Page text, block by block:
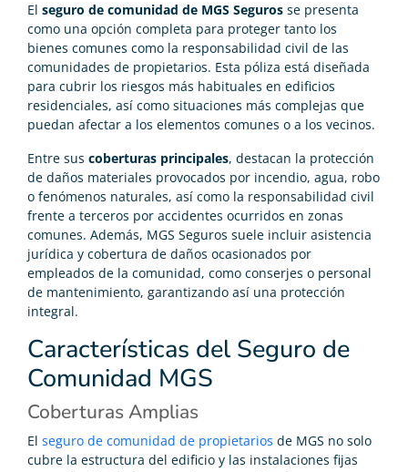
El seguro de comunidad de MGS Seguros se presenta
como una opción completa para proteger tanto los
bienes comunes como la responsabilidad civil de las
comunidades de propietarios. Esta póliza está diseñada
para cubrir los riesgos más habituales en edificios
residenciales, así como situaciones más complejas que
puedan afectar a los elementos comunes o a los vecinos.
Entre sus coberturas principales, destacan la protección
de daños materiales provocados por incendio, agua, robo
o fenómenos naturales, así como la responsabilidad civil
frente a terceros por accidentes ocurridos en zonas
comunes. Además, MGS Seguros suele incluir asistencia
jurídica y cobertura de daños ocasionados por
empleados de la comunidad, como conserjes o personal
de mantenimiento, garantizando así una protección
integral.
Características del Seguro de
Comunidad MGS
Coberturas Amplias
El seguro de comunidad de propietarios de MGS no solo
cubre la estructura del edificio y las instalaciones fijas